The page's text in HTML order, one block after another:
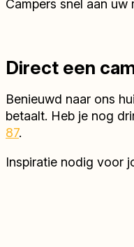
Campers snel aan uw
Direct een
Benieuwd naar ons
betaalt. Heb je nog
87.
Inspiratie nodig voor